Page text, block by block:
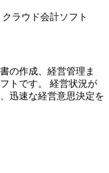
クラウド会計ソフト
の作成、経営管理ま
トです。 経営状況が
迅速な経営意思決定を